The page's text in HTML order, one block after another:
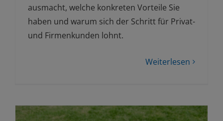
ausmacht, welche konkreten Vorteile Sie
haben und warum sich der Schritt für Privat-
und Firmenkunden lohnt.
Weiterlesen